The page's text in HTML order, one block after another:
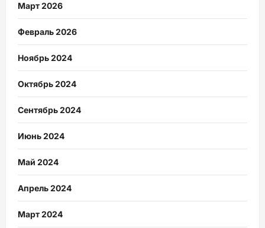
Март 2026
Февраль 2026
Ноябрь 2024
Октябрь 2024
Сентябрь 2024
Июнь 2024
Май 2024
Апрель 2024
Март 2024